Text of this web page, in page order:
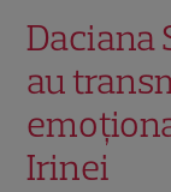
Daciana
au
Irinei